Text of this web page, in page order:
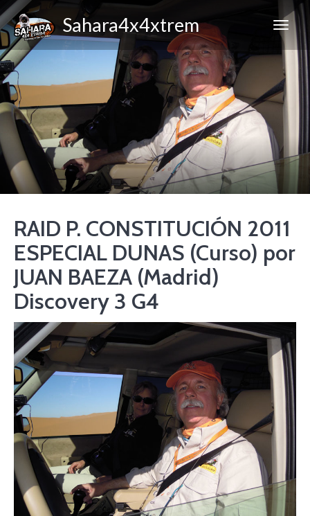
Sahara4x4xtrem
RAID P. CONSTITUCIÓN 2011
ESPECIAL DUNAS (Curso) por
JUAN BAEZA (Madrid)
Discovery 3 G4